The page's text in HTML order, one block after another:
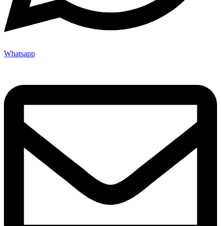
Whatsapp